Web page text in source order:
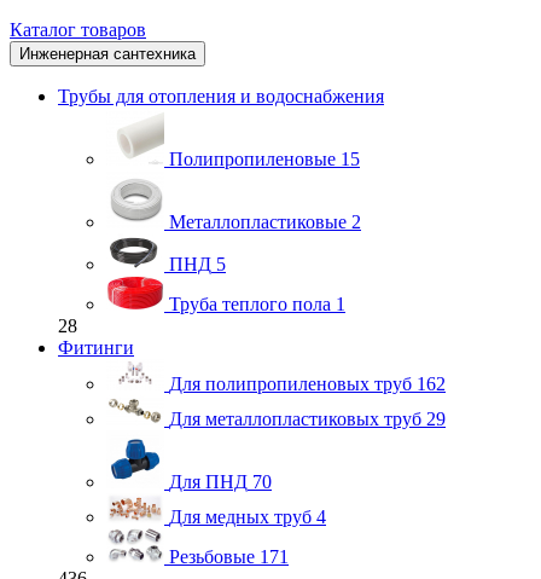
Каталог товаров
Инженерная сантехника
Трубы для отопления и водоснабжения
Полипропиленовые 15
Металлопластиковые 2
ПНД 5
Труба теплого пола 1
28
Фитинги
Для полипропиленовых труб 162
Для металлопластиковых труб 29
Для ПНД 70
Для медных труб 4
Резьбовые 171